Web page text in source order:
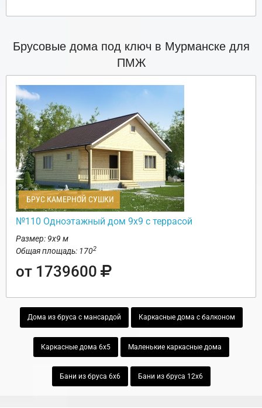
Брусовые дома под ключ в Мурманске для
ПМЖ
БРУС КАМЕРНОЙ СУШКИ
№110 Одноэтажный дом 9х9 с террасой
Размер: 9х9 м
Общая площадь: 1702
от 1739600
Дома из бруса с мансардой Каркасные дома с балконом
Каркасные дома 6х5 Маленькие каркасные дома
Бани из бруса 6х6 Бани из бруса 12х6